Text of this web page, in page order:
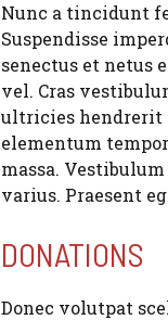
Nunc a tincidunt
Suspendisse
senectus et netus
vel. Cras
ultricies hendrerit
elementum
massa.
varius. Praesent
DONATIONS
Donec volutpat